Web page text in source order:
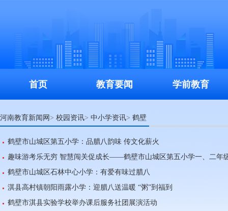
首页 教育要闻 学前教育
河南教育新闻网> 校园资讯> 中小学资讯> 鹤壁
鹤壁市山城区第五小学：品腊八韵味 传文化薪火
趣味游考乐无穷 智慧闯关促成长——鹤壁市山城区第五小学一、二年
鹤壁市山城区石林中心小学：有爱有味过腊八
淇县高村镇朝阳雨露小学：迎腊八送温暖 “粥”到福到
鹤壁市淇县实验学校举办课后服务社团展演活动